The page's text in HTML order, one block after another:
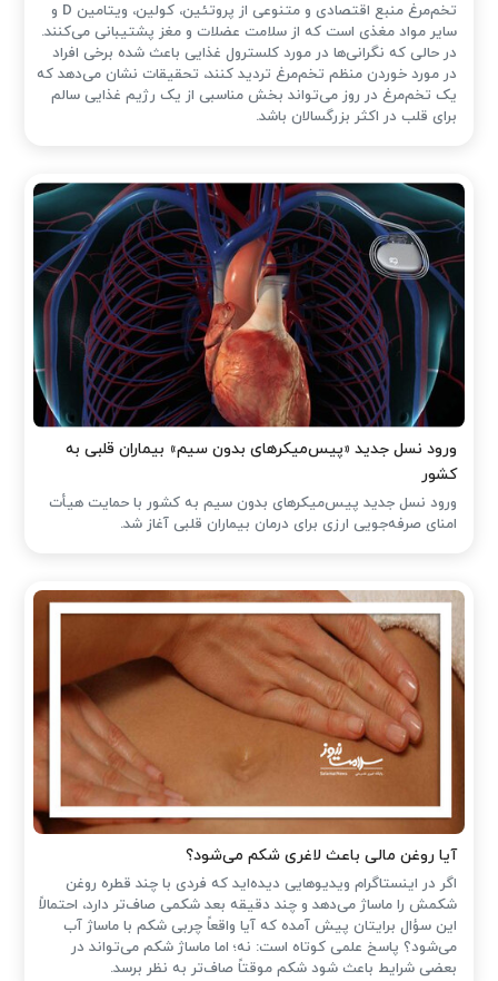
تخم‌مرغ منبع اقتصادی و متنوعی از پروتئین، کولین، ویتامین D و
سایر مواد مغذی است که از سلامت عضلات و مغز پشتیبانی می‌کنند.
در حالی که نگرانی‌ها در مورد کلسترول غذایی باعث شده ‌برخی افراد
در مورد خوردن منظم تخم‌مرغ تردید کنند، تحقیقات نشان می‌دهد که
یک تخم‌مرغ در روز می‌تواند بخش مناسبی از یک رژیم غذایی سالم
برای قلب در اکثر بزرگسالان باشد.
ورود نسل جدید «پیس‌میکرهای بدون سیم» بیماران قلبی به
کشور
ورود نسل جدید پیس‌میکرهای بدون سیم به کشور با حمایت هیأت
امنای صرفه‌جویی ارزی برای درمان بیماران قلبی آغاز شد.
آیا روغن مالی باعث لاغری شکم می‌شود؟
اگر در اینستاگرام ویدیوهایی دیده‌اید که فردی با چند قطره روغن
شکمش را ماساژ می‌دهد و چند دقیقه بعد شکمی صاف‌تر دارد، احتمالاً
این سؤال برایتان پیش آمده که آیا واقعاً چربی شکم با ماساژ آب
می‌شود؟ پاسخ علمی کوتاه است: نه؛ اما ماساژ شکم می‌تواند در
بعضی شرایط باعث شود شکم موقتاً صاف‌تر به نظر برسد.